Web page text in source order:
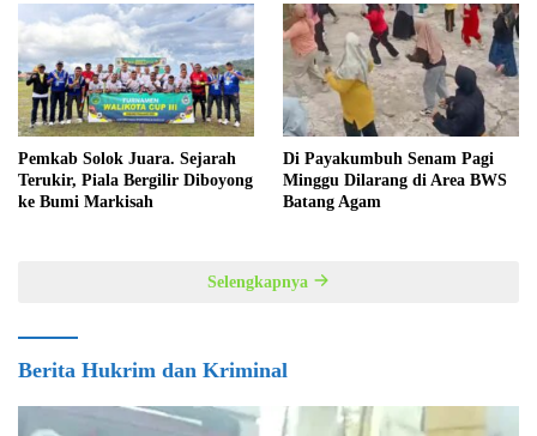
Pemkab Solok Juara. Sejarah
Terukir, Piala Bergilir Diboyong
ke Bumi Markisah
Di Payakumbuh Senam Pagi
Minggu Dilarang di Area BWS
Batang Agam
Selengkapnya
Berita Hukrim dan Kriminal